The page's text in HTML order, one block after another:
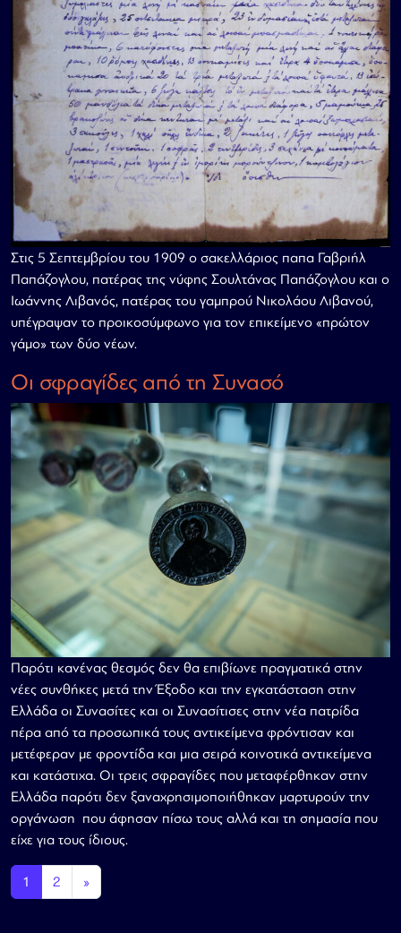
Στις 5 Σεπτεμβρίου του 1909 ο σακελλάριος παπα Γαβριήλ
Παπάζογλου, πατέρας της νύφης Σουλτάνας Παπάζογλου και ο
Ιωάννης Λιβανός, πατέρας του γαμπρού Νικολάου Λιβανού,
υπέγραψαν το προικοσύμφωνο για τον επικείμενο «πρώτον
γάμο» των δύο νέων.
Οι σφραγίδες από τη Συνασό
Παρότι κανένας θεσμός δεν θα επιβίωνε πραγματικά στην
νέες συνθήκες μετά την Έξοδο και την εγκατάσταση στην
Ελλάδα οι Συνασίτες και οι Συνασίτισες στην νέα πατρίδα
πέρα από τα προσωπικά τους αντικείμενα φρόντισαν και
μετέφεραν με φροντίδα και μια σειρά κοινοτικά αντικείμενα
και κατάστιχα. Οι τρεις σφραγίδες που μεταφέρθηκαν στην
Ελλάδα παρότι δεν ξαναχρησιμοποιήθηκαν μαρτυρούν την
οργάνωση που άφησαν πίσω τους αλλά και τη σημασία που
είχε για τους ίδιους.
Πλοήγηση άρθρων
1 2 »